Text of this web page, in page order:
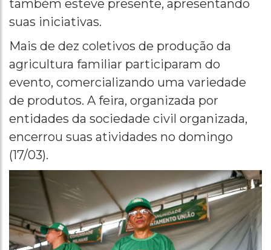
também esteve presente, apresentando
suas iniciativas.
Mais de dez coletivos de produção da
agricultura familiar participaram do
evento, comercializando uma variedade
de produtos. A feira, organizada por
entidades da sociedade civil organizada,
encerrou suas atividades no domingo
(17/03).